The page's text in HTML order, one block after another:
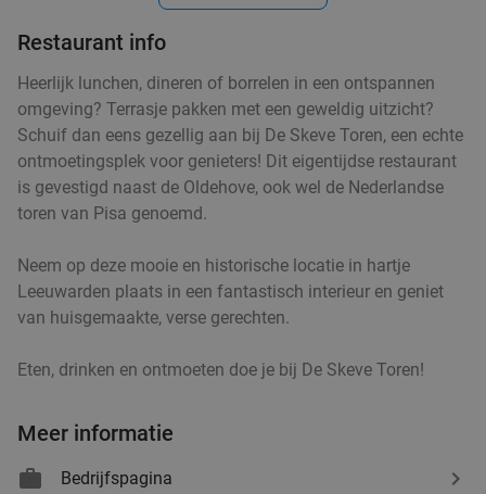
Restaurant info
Heerlijk lunchen, dineren of borrelen in een ontspannen
omgeving? Terrasje pakken met een geweldig uitzicht?
Schuif dan eens gezellig aan bij De Skeve Toren, een echte
ontmoetingsplek voor genieters! Dit eigentijdse restaurant
is gevestigd naast de Oldehove, ook wel de Nederlandse
toren van Pisa genoemd.
Neem op deze mooie en historische locatie in hartje
Leeuwarden plaats in een fantastisch interieur en geniet
van huisgemaakte, verse gerechten.
Eten, drinken en ontmoeten doe je bij De Skeve Toren!
Meer informatie
Bedrijfspagina